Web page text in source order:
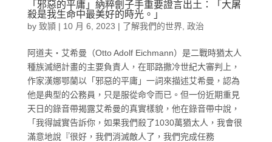
「邪惡的平庸」納粹劊子手重要證言出土：「大屠
殺是我生命中最美好的時光。」
by 致頴| 10 月 6, 2023 | 了解我們的世界, 政治
阿道夫‧艾希曼（Otto Adolf Eichmann）是二戰時猶太人
種族滅絕計畫的主要負責人，在耶路撒冷世紀大審判上，
作家漢娜鄂蘭以「邪惡的平庸」一詞來描述艾希曼，認為
他是典型的公務員，只是服從命令而已。但一份近期重見
天日的錄音帶揭露艾希曼的真實樣貌，他在錄音帶中說，
「我得誠實告訴你，如果我們殺了1030萬猶太人，我會很
滿意地說『很好，我們消滅敵人了，我們完成任務